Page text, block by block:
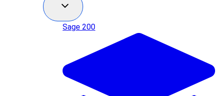
Sage 200